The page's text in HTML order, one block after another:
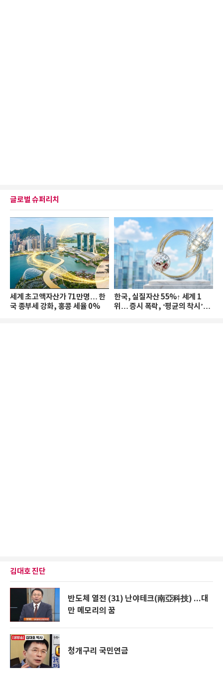
글로벌 슈퍼리치
세계 초고액자산가 71만명… 한
국 종부세 강화, 홍콩 세율 0%
한국, 실질자산 55%↑ 세계 1
위… 증시 폭락, ‘평균의 착시’와
김대호 진단
반도체 열전 (31) 난야테크(南亞科技) ...대
만 메모리의 꿈
청개구리 국민연금